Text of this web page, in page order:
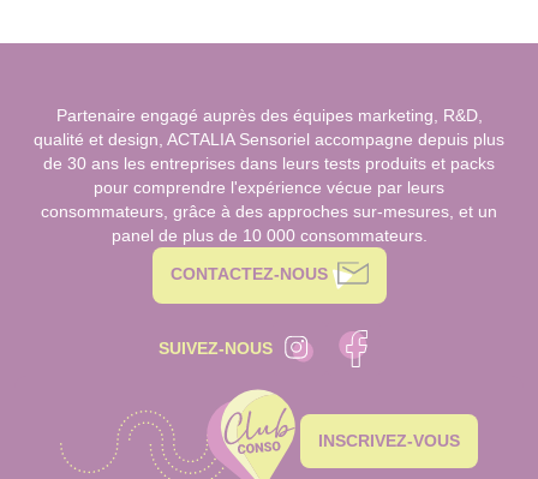
Partenaire engagé auprès des équipes marketing, R&D,
qualité et design, ACTALIA Sensoriel accompagne depuis plus
de 30 ans les entreprises dans leurs tests produits et packs
pour comprendre l'expérience vécue par leurs
consommateurs, grâce à des approches sur-mesures, et un
panel de plus de 10 000 consommateurs.
CONTACTEZ-NOUS
SUIVEZ-NOUS
INSCRIVEZ-VOUS